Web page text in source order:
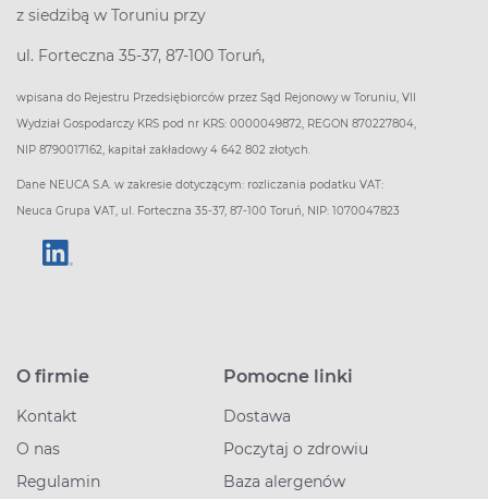
z siedzibą w Toruniu przy
ul. Forteczna 35-37, 87-100 Toruń,
wpisana do Rejestru Przedsiębiorców przez Sąd Rejonowy w Toruniu, VII
Wydział Gospodarczy KRS pod nr KRS: 0000049872, REGON 870227804,
NIP 8790017162, kapitał zakładowy 4 642 802 złotych.
Dane NEUCA S.A. w zakresie dotyczącym: rozliczania podatku VAT:
Neuca Grupa VAT, ul. Forteczna 35-37, 87-100 Toruń, NIP: 1070047823
O firmie
Kontakt
O nas
Regulamin
Pomocne linki
Dostawa
Poczytaj o zdrowiu
Baza alergenów